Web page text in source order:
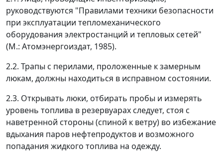
руководствуются "Правилами техники безопасности
при эксплуатации тепломеханического
оборудования электростанций и тепловых сетей"
(М.: Атомэнергоиздат, 1985).
2.2. Трапы с перилами, проложенные к замерным
люкам, должны находиться в исправном состоянии.
2.3. Открывать люки, отбирать пробы и измерять
уровень топлива в резервуарах следует, стоя с
наветренной стороны (спиной к ветру) во избежание
вдыхания паров нефтепродуктов и возможного
попадания жидкого топлива на одежду.